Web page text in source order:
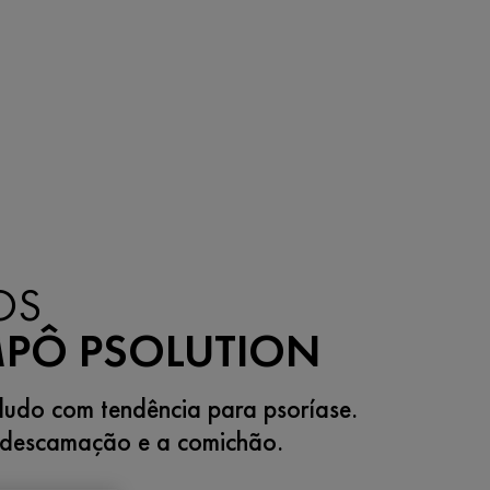
PSOLUTION
com tendência para psoríase.
e a comichão.